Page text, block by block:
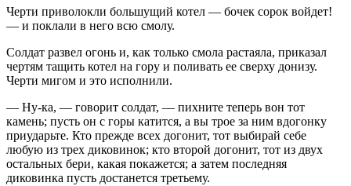
Черти приволокли большущий котел — бочек сорок войдет!
— и поклали в него всю смолу.
Солдат развел огонь и, как только смола растаяла, приказал
чертям тащить котел на гору и поливать ее сверху донизу.
Черти мигом и это исполнили.
— Ну-ка, — говорит солдат, — пихните теперь вон тот
камень; пусть он с горы катится, а вы трое за ним вдогонку
приударьте. Кто прежде всех догонит, тот выбирай себе
любую из трех диковинок; кто второй догонит, тот из двух
остальных бери, какая покажется; а затем последняя
диковинка пусть достанется третьему.